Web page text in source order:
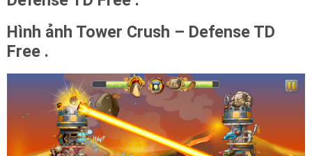
Hình ảnh Tower Crush – Defense TD
Free .